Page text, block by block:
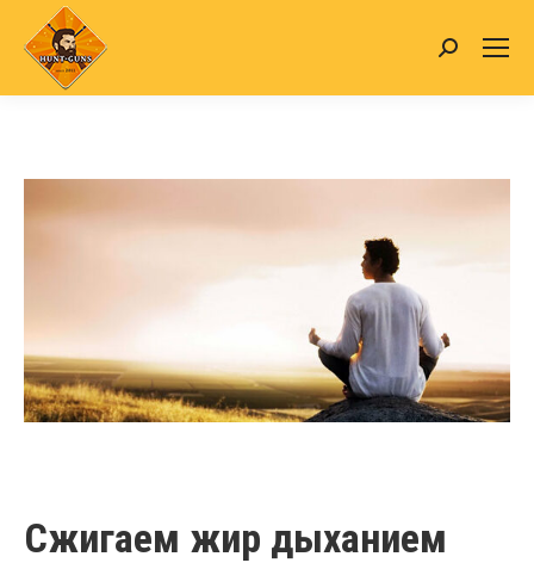
Search:
Сжигаем жир дыханием